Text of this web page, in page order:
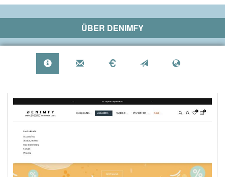
ÜBER DENIMFY